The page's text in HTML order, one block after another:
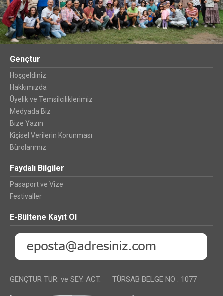
Gençtur
Hoşgeldiniz
Hakkımızda
Üyelik ve Temsilciliklerimiz
Medyada Biz
Bize Yazın
Kişisel Verilerin Korunması
Bürolarımız
Faydalı Bilgiler
Pasaport ve Vize
Festivaller
E-Bültene Kayıt Ol
GENÇTUR TUR. ve SEY. ACT. TÜRSAB BELGE NO : 1077